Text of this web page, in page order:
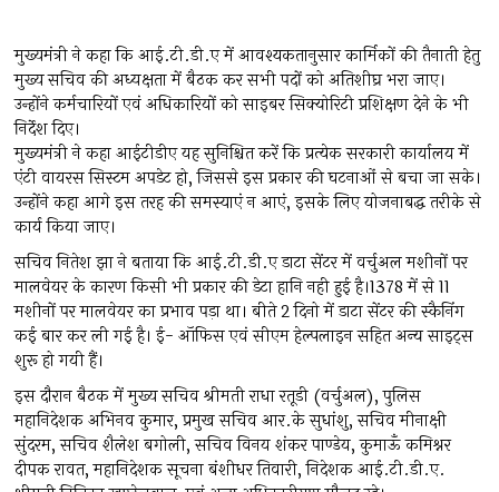
मुख्यमंत्री ने कहा कि आई.टी.डी.ए में आवश्यकतानुसार कार्मिकों की तैनाती हेतु
मुख्य सचिव की अध्यक्षता में बैठक कर सभी पदों को अतिशीघ्र भरा जाए।
उन्होंने कर्मचारियों एवं अधिकारियों को साइबर सिक्योरिटी प्रशिक्षण देने के भी
निर्देश दिए।
मुख्यमंत्री ने कहा आईटीडीए यह सुनिश्चित करें कि प्रत्येक सरकारी कार्यालय में
एंटी वायरस सिस्टम अपडेट हो, जिससे इस प्रकार की घटनाओं से बचा जा सके।
उन्होंने कहा आगे इस तरह की समस्याएं न आएं, इसके लिए योजनाबद्ध तरीके से
कार्य किया जाए।
सचिव नितेश झा ने बताया कि आई.टी.डी.ए डाटा सेंटर में वर्चुअल मशीनों पर
मालवेयर के कारण किसी भी प्रकार की डेटा हानि नही हुई है।1378 में से 11
मशीनों पर मालवेयर का प्रभाव पड़ा था। बीते 2 दिनो में डाटा सेंटर की स्कैनिंग
कई बार कर ली गई है। ई- ऑफिस एवं सीएम हेल्पलाइन सहित अन्य साइट्स
शुरू हो गयी हैं।
इस दौरान बैठक में मुख्य सचिव श्रीमती राधा रतूडी (वर्चुअल), पुलिस
महानिदेशक अभिनव कुमार, प्रमुख सचिव आर.के सुधांशु, सचिव मीनाक्षी
सुंदरम, सचिव शैलेश बगोली, सचिव विनय शंकर पाण्डेय, कुमाऊँ कमिश्नर
दीपक रावत, महानिदेशक सूचना बंशीधर तिवारी, निदेशक आई.टी.डी.ए.